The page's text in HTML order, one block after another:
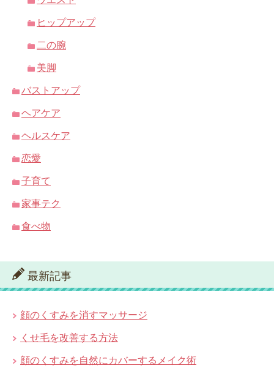
ヒップアップ
二の腕
美脚
バストアップ
ヘアケア
ヘルスケア
恋愛
子育て
家事テク
食べ物
最新記事
顔のくすみを消すマッサージ
くせ毛を改善する方法
顔のくすみを自然にカバーするメイク術